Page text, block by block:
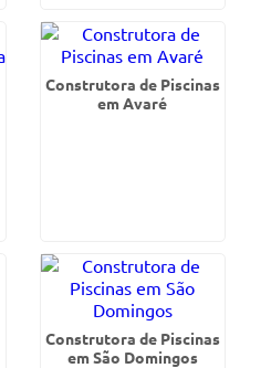
Construtora de Piscinas
em Avaré
Construtora de Piscinas
em São Domingos